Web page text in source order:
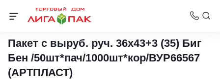
Пакеты с вырубной ручкой АртПласт
Пакет с выруб. руч. 36х43+3 (35) Биг
Бен /50шт*пач/1000шт*кор/ВУР66567
(АРТПЛАСТ)